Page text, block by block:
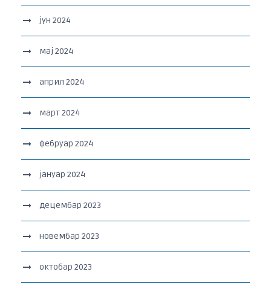
јун 2024
мај 2024
април 2024
март 2024
фебруар 2024
јануар 2024
децембар 2023
новембар 2023
октобар 2023